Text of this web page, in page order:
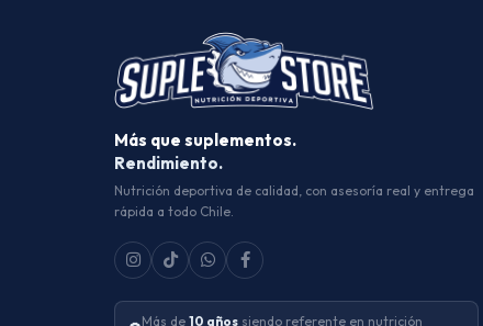
Más que suplementos.
Rendimiento.
Nutrición deportiva de calidad, con asesoría real y entrega
rápida a todo Chile.
Más de 10 años siendo referente en nutrición